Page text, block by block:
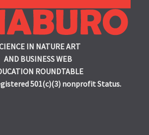
IN NATURE ART
AND BUSINESS WEB
ROUNDTABLE
501(c)(3) nonprofit Status.